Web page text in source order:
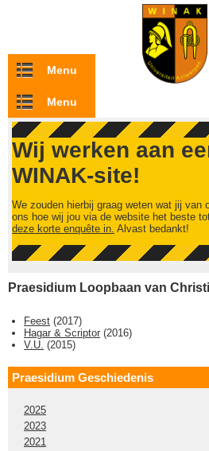
Overslaan en naar de inhoud gaan
Menu
Menu
Wij werken aan
WINAK-site!
We zouden hierbij graag weten wat jij van
ons hoe wij jou via de website het beste
deze korte enquête in. Alvast bedankt!
Praesidium Loopbaan van
Feest (2017)
Hagar & Scriptor (2016)
V.U. (2015)
Praesidium Geschiedenis
2025
2023
2021